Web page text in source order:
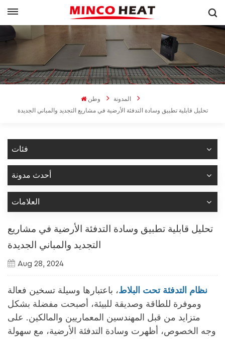
وطن
المدونة
تحليل قابلية تطبيق وسادة التدفئة الأرضية في مشاريع التجديد والمباني الجديدة
فئات
أحدث مدونة
العلامات
تحليل قابلية تطبيق وسادة التدفئة الأرضية في مشاريع
التجديد والمباني الجديدة
Aug 28, 2024
نظام التدفئة تحت البلاط، باعتبارها وسيلة تسخين فعالة
وموفرة للطاقة وصديقة للبيئة، أصبحت مفضلة بشكل
متزايد من قبل المهندسين المعماريين والمالكين. على
وجه الخصوص، أظهرت وسادة التدفئة الأرضية، مع سهولة